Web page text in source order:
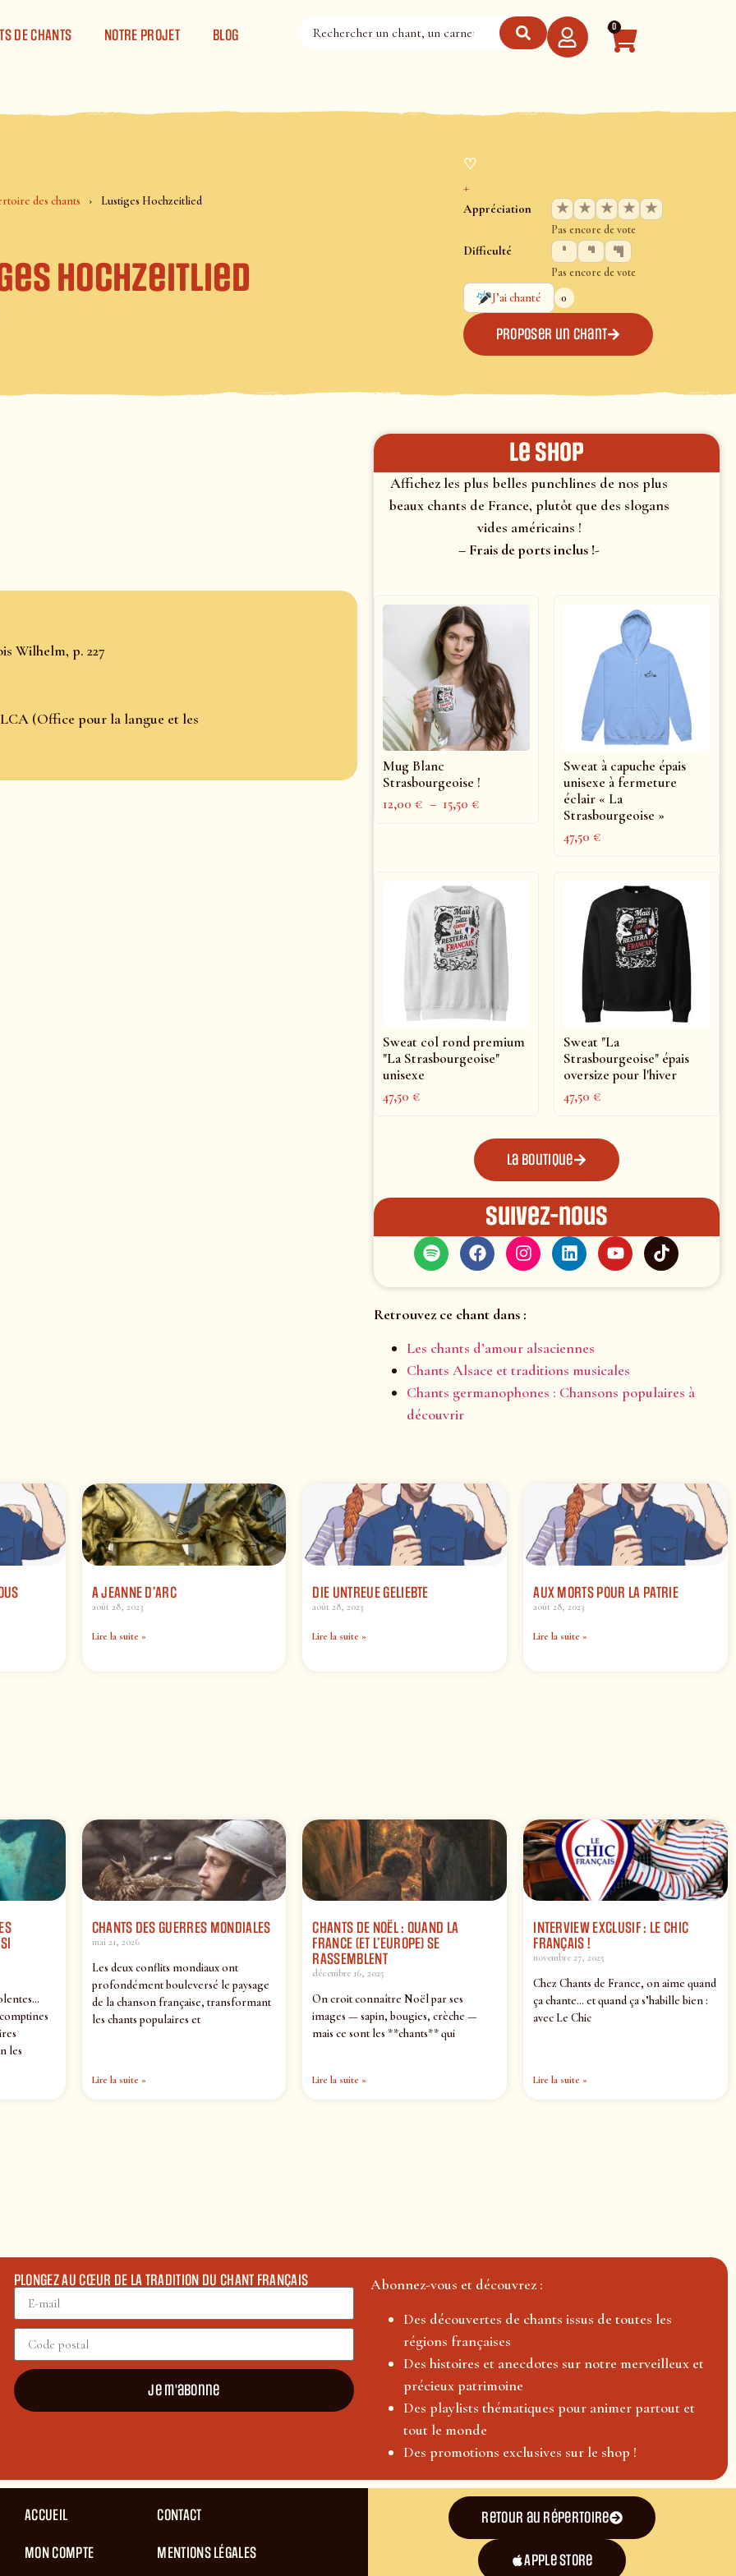
DE CHANTS NOTRE PROJET BLOG 0
des chants Lustiges Hochzeitlied
Hochzeitlied
♡
+
Appréciation ★ ★ ★ ★ ★
Pas encore de vote
Difficulté
Pas encore de vote
J’ai chanté
0
Proposer un chant
Wilhelm, p. 227
(Office pour la langue et les
le shop
Affichez les plus belles punchlines de nos plus
beaux chants de France, plutôt que des slogans
vides américains !
– Frais de ports inclus !-
Mug Blanc
Strasbourgeoise !
12,00€ – 15,50€
Sweat à capuche épais
unisexe à fermeture
éclair « La
Strasbourgeoise »
47,50€
Sweat col rond premium
"La Strasbourgeoise"
unisexe
47,50€
Sweat "La
Strasbourgeoise" épais
oversize pour l'hiver
47,50€
La boutique
Suivez-nous
Retrouvez ce chant dans :
Les chants d’amour alsaciennes
Chants Alsace et traditions musicales
Chants germanophones : Chansons populaires à
découvrir
A JEANNE D’ARC
août 28, 2023
Lire la suite »
DIE UNTREUE GELIEBTE
août 28, 2023
Lire la suite »
AUX MORTS POUR LA PATRIE
août 28, 2023
Lire la suite »
les
CHANTS DES GUERRES MONDIALES
mai 21, 2026
Les deux conflits mondiaux ont
profondément bouleversé le paysage
de la chanson française, transformant
les chants populaires et
Lire la suite »
CHANTS DE NOËL : QUAND LA
FRANCE (ET L’EUROPE) SE
RASSEMBLENT
décembre 16, 2025
On croit connaître Noël par ses
images — sapin, bougies, crèche —
mais ce sont les **chants** qui
Lire la suite »
INTERVIEW EXCLUSIF : LE CHIC
FRANÇAIS !
novembre 27, 2025
Chez Chants de France, on aime quand
ça chante… et quand ça s’habille bien :
avec Le Chic
Lire la suite »
PLONGEZ AU CŒUR DE LA TRADITION DU CHANT FRANÇAIS
Je m'abonne
Abonnez-vous et découvrez :
Des découvertes de chants issus de toutes les
régions françaises
Des histoires et anecdotes sur notre merveilleux et
précieux patrimoine
Des playlists thématiques pour animer partout et
tout le monde
Des promotions exclusives sur le shop !
ACCUEIL
MON COMPTE
CONTACT
MENTIONS LÉGALES
Retour au répertoire
Apple Store